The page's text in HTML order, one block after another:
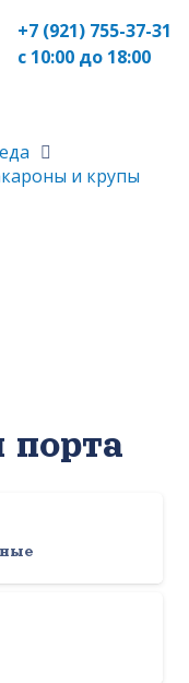
+7 (921) 755-37-31
с 10:00 до 18:00
и крупы
порта